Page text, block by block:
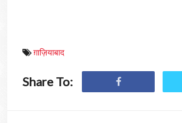
ग़ाज़ियाबाद
Share To: